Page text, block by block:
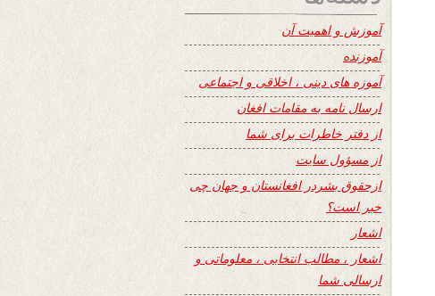
آموزش و اهمیت آن
آموزنده
آموزه های دینی ، اخلاقی و اجتماعی
ارسال نامه به مقامات افغان
از دفتر خاطرات برای شما
از مسؤول سایت
ازحقوق بشردر افغانستان و جهان چی
خبر است؟
اشعار
اشعار ، مطالب انتخابی ، معلوماتی و
ارسالی شما